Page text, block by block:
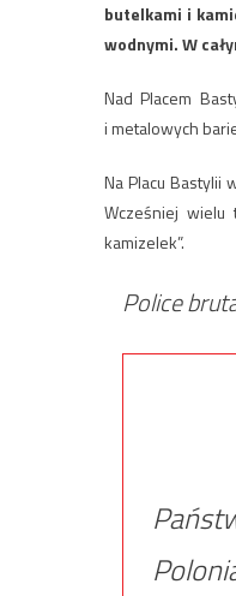
butelkami i
wodnymi. W
Nad Placem
i metalowych
Na Placu Bastylii
Wcześniej wielu
kamizelek”.
Police